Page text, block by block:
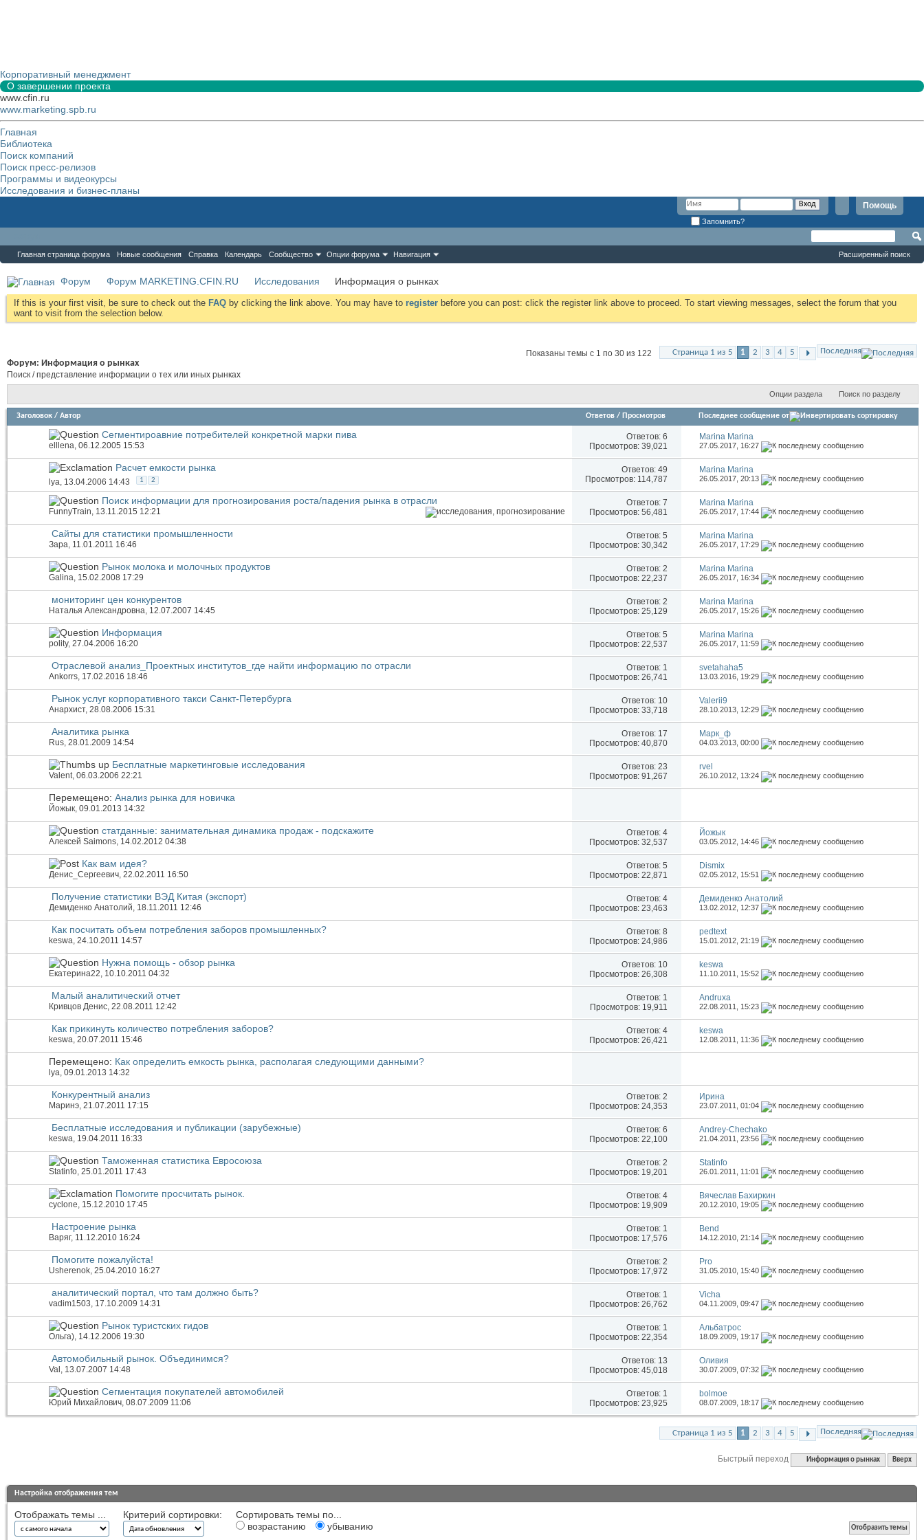
Корпоративный менеджмент
О завершении проекта
www.cfin.ru
www.marketing.spb.ru
Главная
Библиотека
Поиск компаний
Поиск пресс-релизов
Программы и видеокурсы
Исследования и бизнес-планы
Помощь
Запомнить?
Главная страница форума Новые сообщения Справка Календарь Сообщество Опции форума Навигация Расширенный поиск
Форум Форум MARKETING.CFIN.RU Исследования Информация о рынках
If this is your first visit, be sure to check out the FAQ by clicking the link above. You may have to register before you can post: click the register link above to proceed. To start viewing messages, select the forum that you
want to visit from the selection below.
Страница 1 из 5 1 2 3 4 5 Последняя
Показаны темы с 1 по 30 из 122
Форум: Информация о рынках
Поиск / представление информации о тех или иных рынках
Опции раздела Поиск по разделу
Заголовок / Автор Ответов / Просмотров Последнее сообщение от
Сегментироавние потребителей конкретной марки пива
elllena, 06.12.2005 15:53
Ответов: 6
Просмотров: 39,021
Marina Marina
27.05.2017, 16:27
Расчет емкости рынка
lya, 13.04.2006 14:43 1 2
Ответов: 49
Просмотров: 114,787
Marina Marina
26.05.2017,20:13
Поиск информации для прогнозирования роста/падения рынка в отрасли
FunnyTrain, 13.11.2015 12:21
Ответов: 7
Просмотров: 56,481
Marina Marina
26.05.2017, 17:44
Сайты для статистики промышленности
Зара, 11.01.2011 16:46
Ответов: 5
Просмотров: 30,342
Marina Marina
26.05.2017, 17:29
Рынок молока и молочных продуктов
Galina, 15.02.2008 17:29
Ответов: 2
Просмотров: 22,237
Marina Marina
26.05.2017, 16:34
мониторинг цен конкурентов
Наталья Александровна, 12.07.2007 14:45
Ответов: 2
Просмотров: 25,129
Marina Marina
26.05.2017, 15:26
Информация
polity, 27.04.2006 16:20
Ответов: 5
Просмотров: 22,537
Marina Marina
26.05.2017, 11:59
Отраслевой анализ_Проектных институтов_где найти информацию по отрасли
Ankorrs, 17.02.2016 18:46
Ответов: 1
Просмотров: 26,741
svetahaha5
13.03.2016, 19:29
Рынок услуг корпоративного такси Санкт-Петербурга
Анархист, 28.08.2006 15:31
Ответов: 10
Просмотров: 33,718
Valerii9
28.10.2013, 12:29
Аналитика рынка
Rus, 28.01.2009 14:54
Ответов: 17
Просмотров: 40,870
Марк_ф
04.03.2013,00:00
Бесплатные маркетинговые исследования
Valent, 06.03.2006 22:21
Ответов: 23
Просмотров: 91,267
rvel
26.10.2012, 13:24
Перемещено: Анализ рынка для новичка
Йожык, 09.01.2013 14:32
статданные: занимательная динамика продаж - подскажите
Алексей Saimons, 14.02.2012 04:38
Ответов: 4
Просмотров: 32,537
Йожык
03.05.2012, 14:46
Как вам идея?
Денис_Сергеевич, 22.02.2011 16:50
Ответов: 5
Просмотров: 22,871
Dismix
02.05.2012, 15:51
Получение статистики ВЭД Китая (экспорт)
Демиденко Анатолий, 18.11.2011 12:46
Ответов: 4
Просмотров: 23,463
Демиденко Анатолий
13.02.2012, 12:37
Как посчитать объем потребления заборов промышленных?
keswa, 24.10.2011 14:57
Ответов: 8
Просмотров: 24,986
pedtext
15.01.2012,21:19
Нужна помощь - обзор рынка
Екатерина22, 10.10.2011 04:32
Ответов: 10
Просмотров: 26,308
keswa
11.10.2011, 15:52
Малый аналитический отчет
Кривцов Денис, 22.08.2011 12:42
Ответов: 1
Просмотров: 19,911
Andruxa
22.08.2011, 15:23
Как прикинуть количество потребления заборов?
keswa, 20.07.2011 15:46
Ответов: 4
Просмотров: 26,421
keswa
12.08.2011, 11:36
Перемещено: Как определить емкость рынка, располагая следующими данными?
lya, 09.01.2013 14:32
Конкурентный анализ
Маринэ, 21.07.2011 17:15
Ответов: 2
Просмотров: 24,353
Иринa
23.07.2011,01:04
Бесплатные исследования и публикации (зарубежные)
keswa, 19.04.2011 16:33
Ответов: 6
Просмотров: 22,100
Andrey-Chechako
21.04.2011,23:56
Таможенная статистика Евросоюза
Statinfo, 25.01.2011 17:43
Ответов: 2
Просмотров: 19,201
Statinfo
26.01.2011, 11:01
Помогите просчитать рынок.
cyclone, 15.12.2010 17:45
Ответов: 4
Просмотров: 19,909
Вячеслав Бахиркин
20.12.2010, 19:05
Настроение рынка
Варяг, 11.12.2010 16:24
Ответов: 1
Просмотров: 17,576
Bend
14.12.2010,21:14
Помогите пожалуйста!
Usherenok, 25.04.2010 16:27
Ответов: 2
Просмотров: 17,972
Pro
31.05.2010, 15:40
аналитический портал, что там должно быть?
vadim1503, 17.10.2009 14:31
Ответов: 1
Просмотров: 26,762
Vicha
04.11.2009,09:47
Рынок туристских гидов
Ольга), 14.12.2006 19:30
Ответов: 1
Просмотров: 22,354
Альбатрос
18.09.2009, 19:17
Автомобильный рынок. Объединимся?
Val , 13.07.2007 14:48
Ответов: 13
Просмотров: 45,018
Оливия
30.07.2009,07:32
Сегментация покупателей автомобилей
Юрий Михайлович, 08.07.2009 11:06
Ответов: 1
Просмотров: 23,925
bolmoe
08.07.2009, 18:17
Страница 1 из 5 1 2 3 4 5 Последняя
Быстрый переход Информация о рынках Вверх
Настройка отображения тем
Отображать темы ... Критерий сортировки:
Сортировать темы по...
возрастанию
убыванию